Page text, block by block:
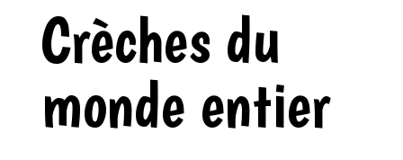
Crèches du
monde entier